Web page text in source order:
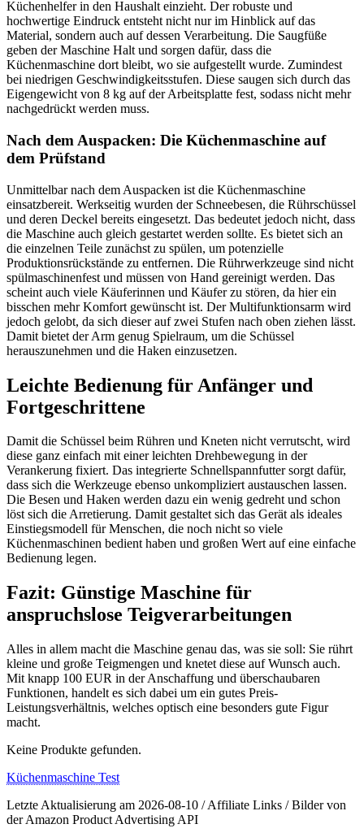
Küchenhelfer in den Haushalt einzieht. Der robuste und
hochwertige Eindruck entsteht nicht nur im Hinblick auf das
Material, sondern auch auf dessen Verarbeitung. Die Saugfüße
geben der Maschine Halt und sorgen dafür, dass die
Küchenmaschine dort bleibt, wo sie aufgestellt wurde. Zumindest
bei niedrigen Geschwindigkeitsstufen. Diese saugen sich durch das
Eigengewicht von 8 kg auf der Arbeitsplatte fest, sodass nicht mehr
nachgedrückt werden muss.
Nach dem Auspacken: Die Küchenmaschine auf
dem Prüfstand
Unmittelbar nach dem Auspacken ist die Küchenmaschine
einsatzbereit. Werkseitig wurden der Schneebesen, die Rührschüssel
und deren Deckel bereits eingesetzt. Das bedeutet jedoch nicht, dass
die Maschine auch gleich gestartet werden sollte. Es bietet sich an
die einzelnen Teile zunächst zu spülen, um potenzielle
Produktionsrückstände zu entfernen. Die Rührwerkzeuge sind nicht
spülmaschinenfest und müssen von Hand gereinigt werden. Das
scheint auch viele Käuferinnen und Käufer zu stören, da hier ein
bisschen mehr Komfort gewünscht ist. Der Multifunktionsarm wird
jedoch gelobt, da sich dieser auf zwei Stufen nach oben ziehen lässt.
Damit bietet der Arm genug Spielraum, um die Schüssel
herauszunehmen und die Haken einzusetzen.
Leichte Bedienung für Anfänger und
Fortgeschrittene
Damit die Schüssel beim Rühren und Kneten nicht verrutscht, wird
diese ganz einfach mit einer leichten Drehbewegung in der
Verankerung fixiert. Das integrierte Schnellspannfutter sorgt dafür,
dass sich die Werkzeuge ebenso unkompliziert austauschen lassen.
Die Besen und Haken werden dazu ein wenig gedreht und schon
löst sich die Arretierung. Damit gestaltet sich das Gerät als ideales
Einstiegsmodell für Menschen, die noch nicht so viele
Küchenmaschinen bedient haben und großen Wert auf eine einfache
Bedienung legen.
Fazit: Günstige Maschine für
anspruchslose Teigverarbeitungen
Alles in allem macht die Maschine genau das, was sie soll: Sie rührt
kleine und große Teigmengen und knetet diese auf Wunsch auch.
Mit knapp 100 EUR in der Anschaffung und überschaubaren
Funktionen, handelt es sich dabei um ein gutes Preis-
Leistungsverhältnis, welches optisch eine besonders gute Figur
macht.
Keine Produkte gefunden.
Küchenmaschine Test
Letzte Aktualisierung am 2026-08-10 / Affiliate Links / Bilder von
der Amazon Product Advertising API